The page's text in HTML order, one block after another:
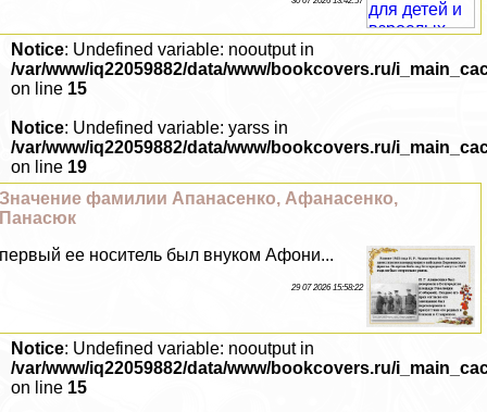
Notice: Undefined variable: nooutput in
/var/www/iq22059882/data/www/bookcovers.ru/
on line 15
Notice: Undefined variable: yarss in
/var/www/iq22059882/data/www/bookcovers.ru/
on line 19
Значение фамилии Апанасенко, Афанасенко,
Панасюк
первый ее носитель был внуком Афони...
29 07 2026 15:58:22
Notice: Undefined variable: nooutput in
/var/www/iq22059882/data/www/bookcovers.ru/
on line 15